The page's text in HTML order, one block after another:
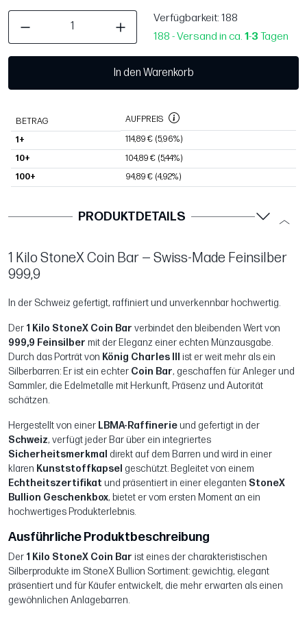
Verfügbarkeit: 188
188 - Versand in ca. 1-3 Tagen
In den Warenkorb
BETRAG AUFPREIS
1+ 114,89 € (5,96%)
10+
104,89 € (5,44%)
100+
94,89 € (4,92%)
PRODUKTDETAILS
1 Kilo StoneX Coin Bar — Swiss-Made Feinsilber
999,9
In der Schweiz gefertigt, raffiniert und unverkennbar hochwertig.
Der 1 Kilo StoneX Coin Bar verbindet den bleibenden Wert von
999,9 Feinsilber mit der Eleganz einer echten Münzausgabe.
Durch das Porträt von König Charles III
ist er weit mehr als ein
Silberbarren: Er ist ein echter Coin Bar, geschaffen für Anleger und
Sammler, die Edelmetalle mit Herkunft, Präsenz und Autorität
schätzen.
Hergestellt von einer LBMA-Raffinerieund gefertigt in der
Schweiz, verfügt jeder Bar über ein integriertes
Sicherheitsmerkmal direkt auf dem Barren und wird in einer
klaren Kunststoffkapsel geschützt. Begleitet von einem
Echtheitszertifikat und präsentiert in einer eleganten StoneX
Bullion Geschenkbox, bietet er vom ersten Moment an ein
hochwertiges Produkterlebnis.
Ausführliche Produktbeschreibung
Der 1 Kilo StoneX Coin Bar ist eines der charakteristischen
Silberprodukte im StoneX Bullion Sortiment: gewichtig, elegant
präsentiert und für Käufer entwickelt, die mehr erwarten als einen
gewöhnlichen Anlagebarren.